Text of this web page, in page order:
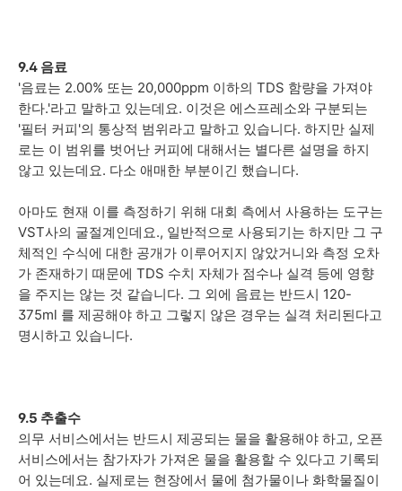
9.4 음료
'음료는 2.00% 또는 20,000ppm 이하의 TDS 함량을 가져야
한다.'라고 말하고 있는데요. 이것은 에스프레소와 구분되는
'필터 커피'의 통상적 범위라고 말하고 있습니다. 하지만 실제
로는 이 범위를 벗어난 커피에 대해서는 별다른 설명을 하지
않고 있는데요. 다소 애매한 부분이긴 했습니다.
아마도 현재 이를 측정하기 위해 대회 측에서 사용하는 도구는
VST사의 굴절계인데요., 일반적으로 사용되기는 하지만 그 구
체적인 수식에 대한 공개가 이루어지지 않았거니와 측정 오차
가 존재하기 때문에 TDS 수치 자체가 점수나 실격 등에 영향
을 주지는 않는 것 같습니다. 그 외에 음료는 반드시 120-
375ml 를 제공해야 하고 그렇지 않은 경우는 실격 처리된다고
명시하고 있습니다.
9.5 추출수
의무 서비스에서는 반드시 제공되는 물을 활용해야 하고, 오픈
서비스에서는 참가자가 가져온 물을 활용할 수 있다고 기록되
어 있는데요. 실제로는 현장에서 물에 첨가물이나 화학물질이